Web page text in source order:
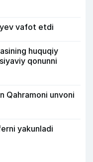
vafot etdi
huquqiy
qonunni
Qahramoni unvoni
yakunladi